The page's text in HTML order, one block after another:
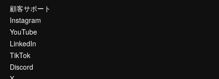
顧客サポート
Instagram
YouTube
LinkedIn
TikTok
Discord